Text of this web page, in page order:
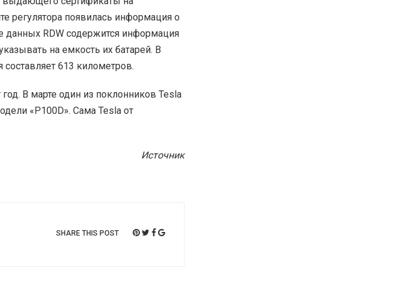
регулятора появилась информация о
данных RDW содержится информация
на емкость их батарей. В
613 километров.
В марте один из поклонников Tesla
«P100D». Сама Tesla от
Источник
SHARE THIS POST